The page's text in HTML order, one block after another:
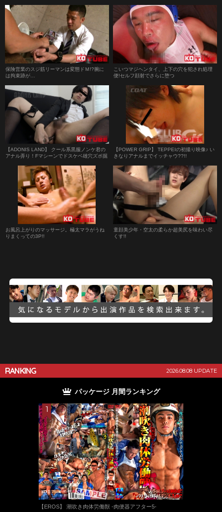
保険営業のスジ筋リーマンは変態ドＭ!?腕に
は拘束跡が…
こいつマジヘンタイ、上下の穴を犯され処理
便!セルフ顔射でさらに堕つ
【ADONIS LAND】 クール系黒服ノンケ君の
アナル弄り！Fマシーンでドスケベ雄穴ズボ掘
【POWER GRIP】 TEPPEIの初撮り映像♪ い
きなりアナルまでイッチャウ??!!
お風呂上がりのマッサージ。極太マラがうね
りまくっての3P!!
童顔美少年・空太の柔らか超美尻を味わい尽
くす!!
RANKING 2026.08.08 UPDATE
宅配員のお兄さんを誘
【TUBEオリジナル】 裸で出迎
惑する。 Part.07